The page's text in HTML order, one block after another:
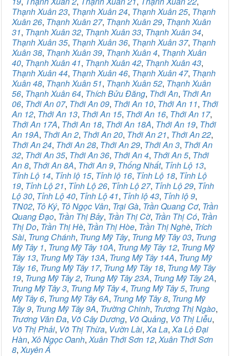
Thạnh Xuân 23, Thạnh Xuân 24, Thạnh Xuân 25, Thạnh
Xuân 26, Thạnh Xuân 27, Thạnh Xuân 29, Thạnh Xuân
31, Thạnh Xuân 32, Thạnh Xuân 33, Thạnh Xuân 34,
Thạnh Xuân 35, Thạnh Xuân 36, Thạnh Xuân 37, Thạnh
Xuân 38, Thạnh Xuân 39, Thạnh Xuân 4, Thạnh Xuân
40, Thạnh Xuân 41, Thạnh Xuân 42, Thạnh Xuân 43,
Thạnh Xuân 44, Thạnh Xuân 46, Thạnh Xuân 47, Thạnh
Xuân 48, Thạnh Xuân 51, Thạnh Xuân 52, Thạnh Xuân
56, Thạnh Xuân 64, Thích Bửu Đăng, Thới An, Thới An
06, Thới An 07, Thới An 09, Thới An 10, Thới An 11, Thới
An 12, Thới An 13, Thới An 15, Thới An 16, Thới An 17,
Thới An 17A, Thới An 18, Thới An 18A, Thới An 19, Thới
An 19A, Thới An 2, Thới An 20, Thới An 21, Thới An 22,
Thới An 24, Thới An 28, Thới An 29, Thới An 3, Thới An
32, Thới An 35, Thới An 36, Thới An 4, Thới An 5, Thới
An 8, Thới An 8A, Thới An 9, Thống Nhất, Tỉnh Lộ 13,
Tỉnh Lộ 14, Tỉnh lộ 15, Tỉnh lộ 16, Tỉnh Lộ 18, Tỉnh Lộ
19, Tỉnh Lộ 21, Tỉnh Lộ 26, Tỉnh Lộ 27, Tỉnh Lộ 29, Tỉnh
Lộ 30, Tỉnh Lộ 40, Tỉnh Lộ 41, Tỉnh lộ 43, Tỉnh lộ 9,
TN02, Tô Ký, Tô Ngọc Vân, Trại Gà, Trần Quang Cơ, Trần
Quang Đạo, Trần Thị Bảy, Trần Thị Cờ, Trần Thị Có, Trần
Thị Do, Trần Thị Hè, Trần Thị Hòe, Trần Thị Nghè, Trích
Sài, Trung Chánh, Trung Mỹ Tây, Trung Mỹ Tây 03, Trung
Mỹ Tây 1, Trung Mỹ Tây 10A, Trung Mỹ Tây 12, Trung Mỹ
Tây 13, Trung Mỹ Tây 13A, Trung Mỹ Tây 14A, Trung Mỹ
Tây 16, Trung Mỹ Tây 17, Trung Mỹ Tây 18, Trung Mỹ Tây
19, Trung Mỹ Tây 2, Trung Mỹ Tây 23A, Trung Mỹ Tây 2A,
Trung Mỹ Tây 3, Trung Mỹ Tây 4, Trung Mỹ Tây 5, Trung
Mỹ Tây 6, Trung Mỹ Tây 6A, Trung Mỹ Tây 8, Trung Mỹ
Tây 9, Trung Mỹ Tây 9A, Trường Chinh, Trương Thị Ngào,
Trương Văn Đa, Võ Cây Dương, Võ Quảng, Võ Thị Liễu,
Võ Thị Phải, Võ Thị Thừa, Vườn Lài,Xa La,Xa Lộ Đại
Hàn,Xô Ngọc Oanh,Xuân Thới Sơn 12,Xuân Thới Sơn
8,Xuyên Á